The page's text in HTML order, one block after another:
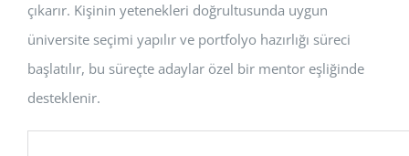
çıkarır. Kişinin yetenekleri doğrultusunda uygun
üniversite seçimi yapılır ve portfolyo hazırlığı süreci
başlatılır, bu süreçte adaylar özel bir mentor eşliğinde
desteklenir.